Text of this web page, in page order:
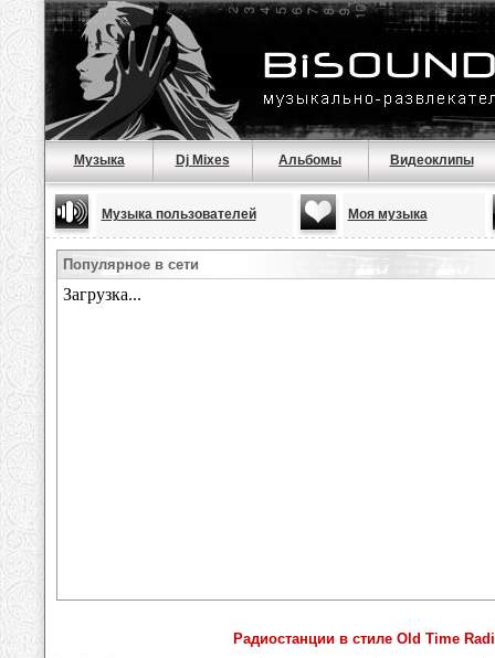
Музыка Dj Mixes Альбомы Видеоклипы
Музыка пользователей Моя музыка
Популярное в сети
Радиостанции в стиле Old Time